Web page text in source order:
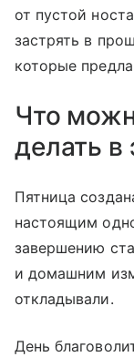
от пустой
застрять в
которые
Что
делать в
Пятница
настоящим
завершению
и домашним
откладывали.
День